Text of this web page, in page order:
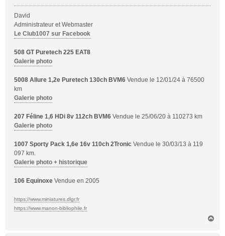
David
Administrateur et Webmaster
Le Club1007 sur Facebook
508 GT Puretech 225 EAT8
Galerie photo
5008 Allure 1,2e Puretech 130ch BVM6 Vendue le 12/01/24 à 76500
km
Galerie photo
207 Féline 1,6 HDi 8v 112ch BVM6 Vendue le 25/06/20 à 110273 km
Galerie photo
1007 Sporty Pack 1,6e 16v 110ch 2Tronic Vendue le 30/03/13 à 119
097 km.
Galerie photo + historique
106 Equinoxe Vendue en 2005
https://www.miniatures.dlgr.fr
https://www.manon-bibliophile.fr